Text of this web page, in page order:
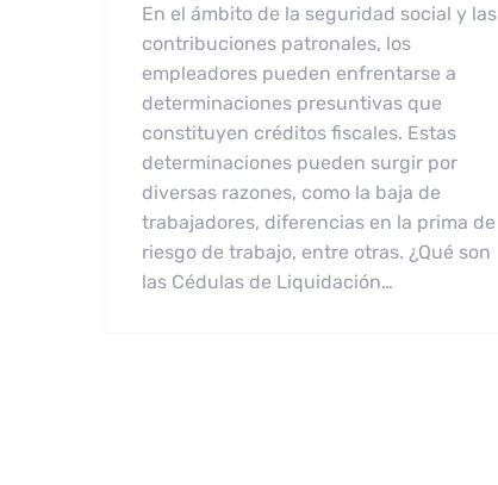
En el ámbito de la seguridad social y las
contribuciones patronales, los
empleadores pueden enfrentarse a
determinaciones presuntivas que
constituyen créditos fiscales. Estas
determinaciones pueden surgir por
diversas razones, como la baja de
trabajadores, diferencias en la prima de
riesgo de trabajo, entre otras. ¿Qué son
las Cédulas de Liquidación…